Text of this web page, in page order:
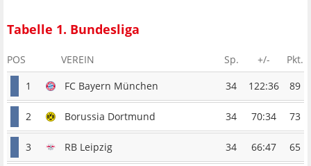
Tabelle 1. Bundesliga
POS VEREIN Sp. +/-
Pkt.
1
FC Bayern München 34 122:36 89
2 Borussia Dortmund 34 70:34 73
3 RB Leipzig 34 66:47 65